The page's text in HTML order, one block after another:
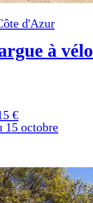
d'Azur
à vélo
€
15 octobre